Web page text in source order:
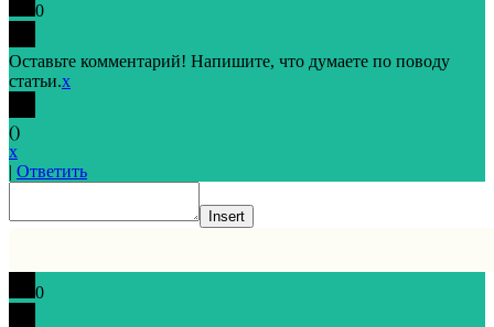
0
Оставьте комментарий! Напишите, что думаете по поводу
статьи.x
()
x
| Ответить
Insert
0